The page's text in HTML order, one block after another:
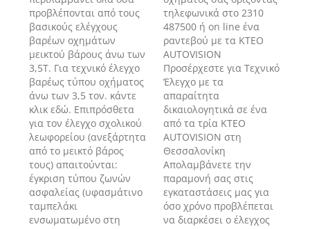
προβλέπονται από τους
βασικούς ελέγχους
βαρέων οχημάτων
μεικτού βάρους άνω των
3,5Τ. Για τεχνικό έλεγχο
βαρέως τύπου οχήματος
άνω των 3,5 τον. κάντε
κλικ εδώ. Επιπρόσθετα
για τον έλεγχο σχολικού
λεωφορείου (ανεξάρτητα
από το μεικτό βάρος
τους) απαιτούνται:
έγκριση τύπου ζωνών
ασφαλείας (υφασμάτινο
ταμπελάκι
ενσωματωμένο στη
τηλεφωνικά στο 2310
487500 ή on line ένα
ραντεβού με τα ΚΤΕΟ
AUTOVISION
Προσέρχεστε για Τεχνικό
Έλεγχο με τα
απαραίτητα
δικαιολογητικά σε ένα
από τα τρία ΚΤΕΟ
AUTOVISION στη
Θεσσαλονίκη
Απολαμβάνετε την
παραμονή σας στις
εγκαταστάσεις μας για
όσο χρόνο προβλέπεται
να διαρκέσει ο έλεγχος